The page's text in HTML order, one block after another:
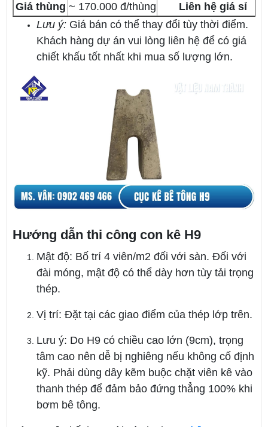
Giá thùng ~ 170.000 đ/thùng
Liên hệ giá sỉ
Lưu ý: Giá bán có thể thay đổi tùy thời điểm.
Khách hàng dự án vui lòng liên hệ để có giá
chiết khấu tốt nhất khi mua số lượng lớn.
Hướng dẫn thi công con kê H9
Mật độ: Bố trí 4 viên/m2 đối với sàn. Đối với
đài móng, mật độ có thể dày hơn tùy tải trọng
thép.
Vị trí: Đặt tại các giao điểm của thép lớp trên.
Lưu ý: Do H9 có chiều cao lớn (9cm), trọng
tâm cao nên dễ bị nghiêng nếu không cố định
kỹ. Phải dùng dây kẽm buộc chặt viên kê vào
thanh thép để đảm bảo đứng thẳng 100% khi
bơm bê tông.